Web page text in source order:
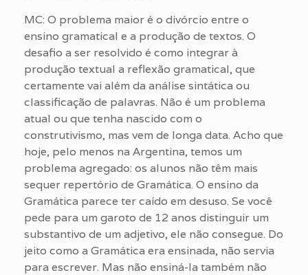
MC: O problema maior é o divórcio entre o
ensino gramatical e a produção de textos. O
desafio a ser resolvido é como integrar à
produção textual a reflexão gramatical, que
certamente vai além da análise sintática ou
classificação de palavras. Não é um problema
atual ou que tenha nascido com o
construtivismo, mas vem de longa data. Acho que
hoje, pelo menos na Argentina, temos um
problema agregado: os alunos não têm mais
sequer repertório de Gramática. O ensino da
Gramática parece ter caído em desuso. Se você
pede para um garoto de 12 anos distinguir um
substantivo de um adjetivo, ele não consegue. Do
jeito como a Gramática era ensinada, não servia
para escrever. Mas não ensiná-la também não